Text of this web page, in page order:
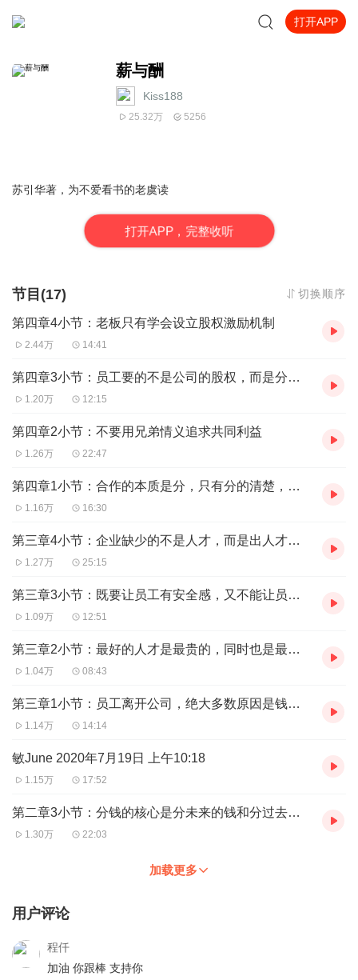
打开APP
薪与酬
Kiss188
25.32万 5256
苏引华著，为不爱看书的老虞读
打开APP，完整收听
节目(17) 切换顺序
第四章4小节：老板只有学会设立股权激励机制
2.44万 14:41
第四章3小节：员工要的不是公司的股权，而是分红权
1.20万 12:15
第四章2小节：不要用兄弟情义追求共同利益
1.26万 22:47
第四章1小节：合作的本质是分，只有分的清楚，才能合作愉快！
1.16万 16:30
第三章4小节：企业缺少的不是人才，而是出人才的机制！
1.27万 25:15
第三章3小节：既要让员工有安全感，又不能让员工太安逸！
1.09万 12:51
第三章2小节：最好的人才是最贵的，同时也是最便宜的
1.04万 08:43
第三章1小节：员工离开公司，绝大多数原因是钱拿少了？
1.14万 14:14
敏June 2020年7月19日 上午10:18
1.15万 17:52
第二章3小节：分钱的核心是分未来的钱和分过去浪费的钱
1.30万 22:03
加载更多
用户评论
程仟
加油 你跟棒 支持你